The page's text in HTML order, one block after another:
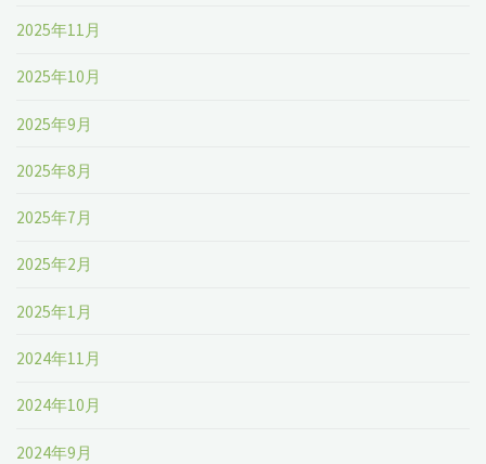
2025年11月
2025年10月
2025年9月
2025年8月
2025年7月
2025年2月
2025年1月
2024年11月
2024年10月
2024年9月